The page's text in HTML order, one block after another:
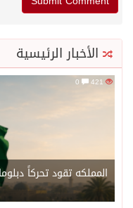
الأخبار الرئيسية
المملكه تقود تحركاً